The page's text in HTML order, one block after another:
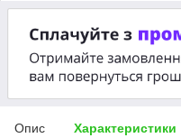
Опис Характеристики